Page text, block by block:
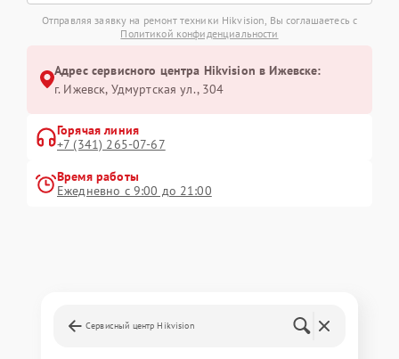
Отправляя заявку на ремонт техники Hikvision, Вы соглашаетесь с
Политикой конфиденциальности
Адрес сервисного центра Hikvision в Ижевске:
г. Ижевск, Удмуртская ул., 304
Горячая линия
+7 (341) 265-07-67
Время работы
Ежедневно с 9:00 до 21:00
Сервисный центр Hikvision